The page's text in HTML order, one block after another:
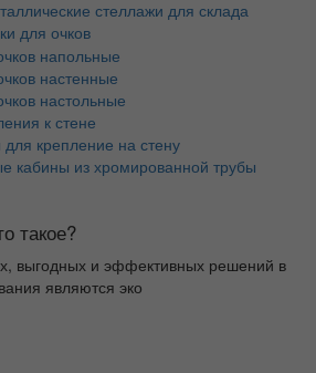
стеллажи для склада
для очков
напольные
настенные
настольные
к стене
крепление на стену
кабины из хромированной трубы
такое?
выгодных и эффективных решений в
являются эко